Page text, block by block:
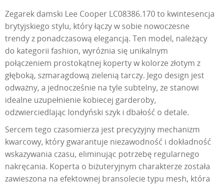
Zegarek damski Lee Cooper LC08386.170 to kwintesencja
brytyjskiego stylu, który łączy w sobie nowoczesne
trendy z ponadczasową elegancją. Ten model, należący
do kategorii fashion, wyróżnia się unikalnym
połączeniem prostokątnej koperty w kolorze złotym z
głęboką, szmaragdową zielenią tarczy. Jego design jest
odważny, a jednocześnie na tyle subtelny, że stanowi
idealne uzupełnienie kobiecej garderoby,
odzwierciedlając londyński szyk i dbałość o detale.
Sercem tego czasomierza jest precyzyjny mechanizm
kwarcowy, który gwarantuje niezawodność i dokładność
wskazywania czasu, eliminując potrzebę regularnego
nakręcania. Koperta o biżuteryjnym charakterze została
zawieszona na efektownej bransolecie typu mesh, która